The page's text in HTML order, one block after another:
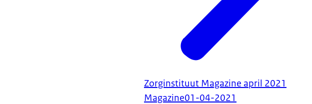
Zorginstituut Magazine april 2021
Magazine01-04-2021